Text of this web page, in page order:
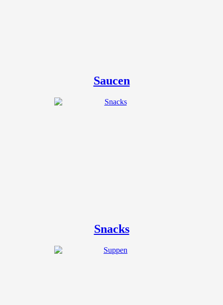
Saucen
Snacks